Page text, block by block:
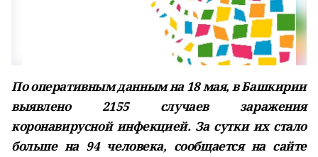
По оперативным данным на 18 мая, в Башкирии
выявлено 2155 случаев заражения
коронавирусной инфекцией. За сутки их стало
больше на 94 человека, сообщается на сайте